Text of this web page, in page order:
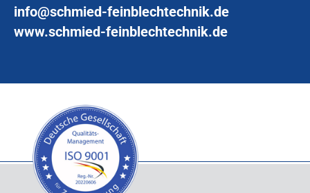
info@schmied-feinblechtechnik.de
www.schmied-feinblechtechnik.de